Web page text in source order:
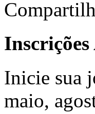
Inicie sua
maio,